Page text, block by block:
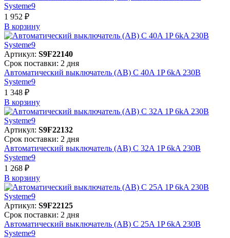
Systeme9
1 952 ₽
В корзинy
Артикул: S9F22140
Срок поставки: 2 дня
Автоматический выключатель (АВ) C 40A 1P 6kA 230В
Systeme9
1 348 ₽
В корзинy
Артикул: S9F22132
Срок поставки: 2 дня
Автоматический выключатель (АВ) C 32A 1P 6kA 230В
Systeme9
1 268 ₽
В корзинy
Артикул: S9F22125
Срок поставки: 2 дня
Автоматический выключатель (АВ) C 25A 1P 6kA 230В
Systeme9